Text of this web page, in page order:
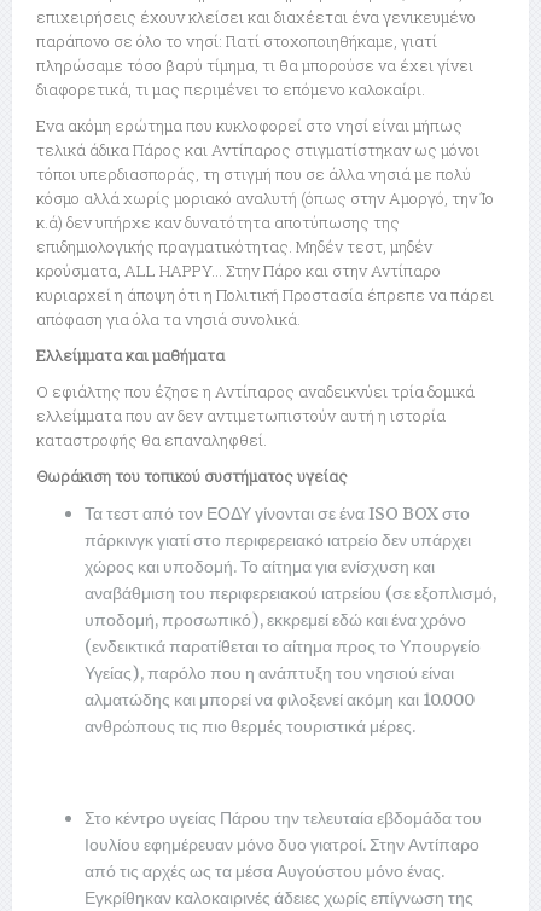
επιχειρήσεις έχουν κλείσει και διαχέεται ένα γενικευμένο
παράπονο σε όλο το νησί: Γιατί στοχοποιηθήκαμε, γιατί
πληρώσαμε τόσο βαρύ τίμημα, τι θα μπορούσε να έχει γίνει
διαφορετικά, τι μας περιμένει το επόμενο καλοκαίρι.
Ενα ακόμη ερώτημα που κυκλοφορεί στο νησί είναι μήπως
τελικά άδικα Πάρος και Αντίπαρος στιγματίστηκαν ως μόνοι
τόποι υπερδιασποράς, τη στιγμή που σε άλλα νησιά με πολύ
κόσμο αλλά χωρίς μοριακό αναλυτή (όπως στην Αμοργό, την Ίο
κ.ά) δεν υπήρχε καν δυνατότητα αποτύπωσης της
επιδημιολογικής πραγματικότητας. Μηδέν τεστ, μηδέν
κρούσματα, ALL HAPPY… Στην Πάρο και στην Αντίπαρο
κυριαρχεί η άποψη ότι η Πολιτική Προστασία έπρεπε να πάρει
απόφαση για όλα τα νησιά συνολικά.
Ελλείμματα και μαθήματα
Ο εφιάλτης που έζησε η Αντίπαρος αναδεικνύει τρία δομικά
ελλείμματα που αν δεν αντιμετωπιστούν αυτή η ιστορία
καταστροφής θα επαναληφθεί.
Θωράκιση του τοπικού συστήματος υγείας
Τα τεστ από τον ΕΟΔΥ γίνονται σε ένα ISO BOX στο
πάρκινγκ γιατί στο περιφερειακό ιατρείο δεν υπάρχει
χώρος και υποδομή. Το αίτημα για ενίσχυση και
αναβάθμιση του περιφερειακού ιατρείου (σε εξοπλισμό,
υποδομή, προσωπικό), εκκρεμεί εδώ και ένα χρόνο
(ενδεικτικά παρατίθεται το αίτημα προς το Υπουργείο
Υγείας), παρόλο που η ανάπτυξη του νησιού είναι
αλματώδης και μπορεί να φιλοξενεί ακόμη και 10.000
ανθρώπους τις πιο θερμές τουριστικά μέρες.
Στο κέντρο υγείας Πάρου την τελευταία εβδομάδα του
Ιουλίου εφημέρευαν μόνο δυο γιατροί. Στην Αντίπαρο
από τις αρχές ως τα μέσα Αυγούστου μόνο ένας.
Εγκρίθηκαν καλοκαιρινές άδειες χωρίς επίγνωση της